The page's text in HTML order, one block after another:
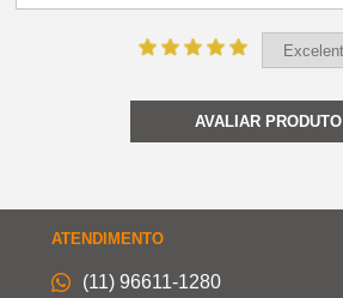
AVALIAR PRODUTO
ATENDIMENTO
(11) 96611-1280